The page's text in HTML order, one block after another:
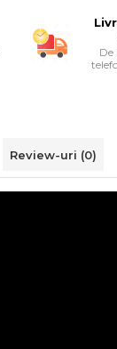
De
Review-uri (0)